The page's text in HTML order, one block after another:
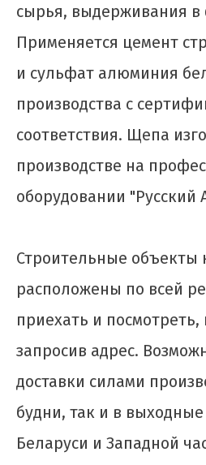
сырья, выдерживания в
Применяется цемент
и сульфат алюминия
производства с
соответствия. Щепа
производстве на
оборудовании "Русский
Строительные объекты
расположены по всей
приехать и
запросив адрес.
доставки силами
будни, так и в
Беларуси и Западной